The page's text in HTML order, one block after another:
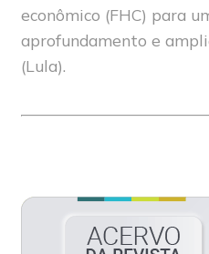
econômico (FHC) para
aprofundamento e
(Lula).